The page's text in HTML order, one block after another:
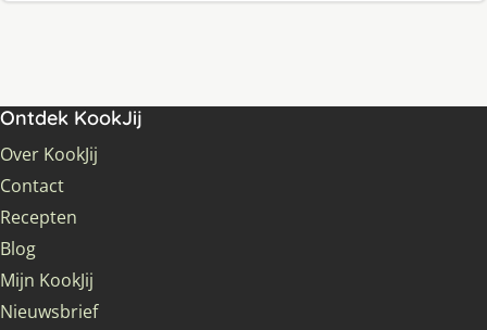
Ontdek KookJij
Over KookJij
Contact
Recepten
Blog
Mijn KookJij
Nieuwsbrief